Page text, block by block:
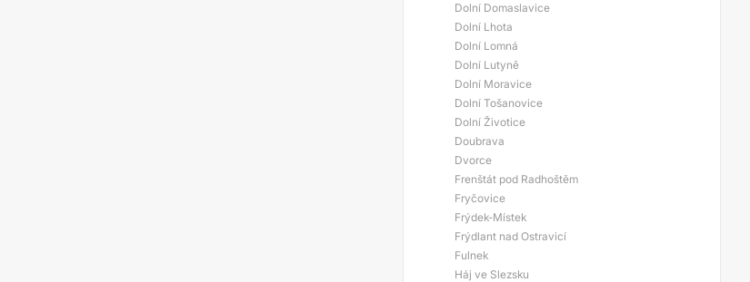
Dolní Domaslavice
Dolní Lhota
Dolní Lomná
Dolní Lutyně
Dolní Moravice
Dolní Tošanovice
Dolní Životice
Doubrava
Dvorce
Frenštát pod Radhoštěm
Fryčovice
Frýdek-Místek
Frýdlant nad Ostravicí
Fulnek
Háj ve Slezsku